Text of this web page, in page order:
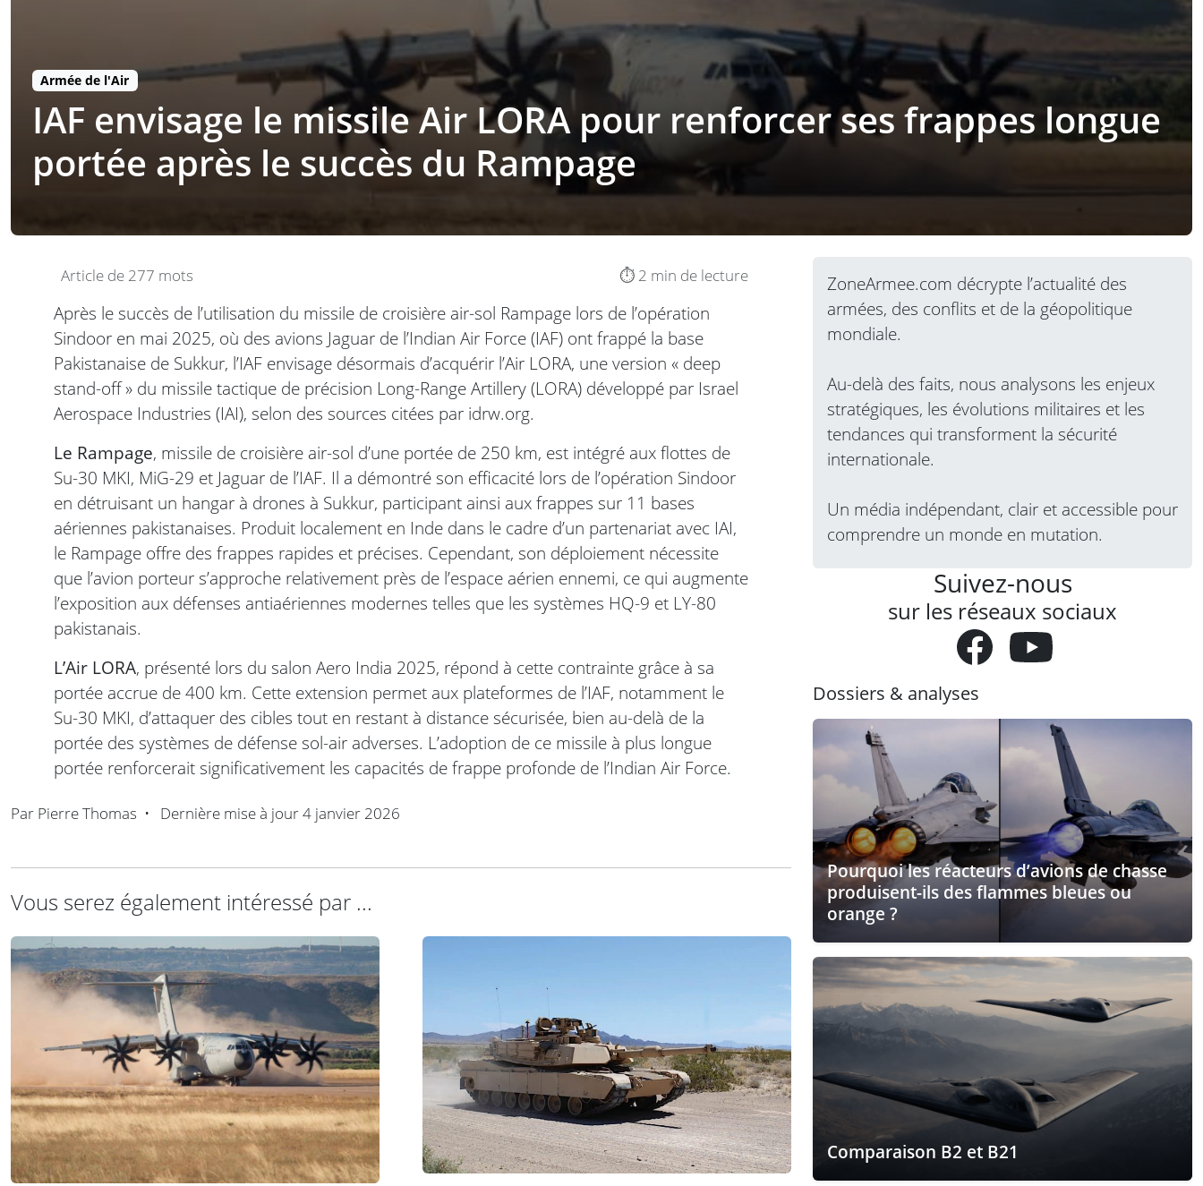
Armée de l'Air
IAF envisage le missile Air LORA pour renforcer ses frappes longue
portée après le succès du Rampage
Article de 277 mots ⏱️ 2 min de lecture
Après le succès de l’utilisation du missile de croisière air-sol Rampage lors de l’opération
Sindoor en mai 2025, où des avions Jaguar de l’Indian Air Force (IAF) ont frappé la base
Pakistanaise de Sukkur, l’IAF envisage désormais d’acquérir l’Air LORA, une version « deep
stand-off » du missile tactique de précision Long-Range Artillery (LORA) développé par Israel
Aerospace Industries (IAI), selon des sources citées par idrw.org.
Le Rampage, missile de croisière air-sol d’une portée de 250 km, est intégré aux flottes de
Su-30 MKI, MiG-29 et Jaguar de l’IAF. Il a démontré son efficacité lors de l’opération Sindoor
en détruisant un hangar à drones à Sukkur, participant ainsi aux frappes sur 11 bases
aériennes pakistanaises. Produit localement en Inde dans le cadre d’un partenariat avec IAI,
le Rampage offre des frappes rapides et précises. Cependant, son déploiement nécessite
que l’avion porteur s’approche relativement près de l’espace aérien ennemi, ce qui augmente
l’exposition aux défenses antiaériennes modernes telles que les systèmes HQ-9 et LY-80
pakistanais.
L’Air LORA, présenté lors du salon Aero India 2025, répond à cette contrainte grâce à sa
portée accrue de 400 km. Cette extension permet aux plateformes de l’IAF, notamment le
Su-30 MKI, d’attaquer des cibles tout en restant à distance sécurisée, bien au-delà de la
portée des systèmes de défense sol-air adverses. L’adoption de ce missile à plus longue
portée renforcerait significativement les capacités de frappe profonde de l’Indian Air Force.
Par Pierre Thomas • Dernière mise à jour4 janvier 2026
Vous serez également intéressé par ...
ZoneArmee.com décrypte l’actualité des
armées, des conflits et de la géopolitique
mondiale.
Au-delà des faits, nous analysons les enjeux
stratégiques, les évolutions militaires et les
tendances qui transforment la sécurité
internationale.
Un média indépendant, clair et accessible pour
comprendre un monde en mutation.
Suivez-nous
sur les réseaux sociaux
Dossiers & analyses
Pourquoi les réacteurs d’avions de chasse
produisent-ils des flammes bleues ou
orange ?
Comparaison B2 et B21